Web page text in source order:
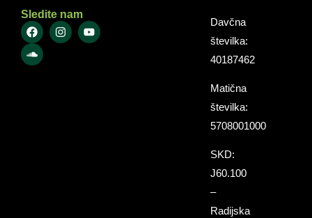
Sledite nam
Davčna
številka:
40187462
Matična
številka:
5708001000
SKD:
J60.100
–
Radijska